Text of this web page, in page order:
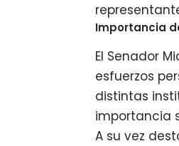
Importancia
El Senador
esfuerzos
distintas
importancia
A su vez